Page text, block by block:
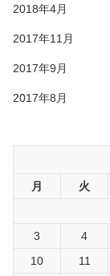
2018年4月
2017年11月
2017年9月
2017年8月
月 火
3
4
10
11